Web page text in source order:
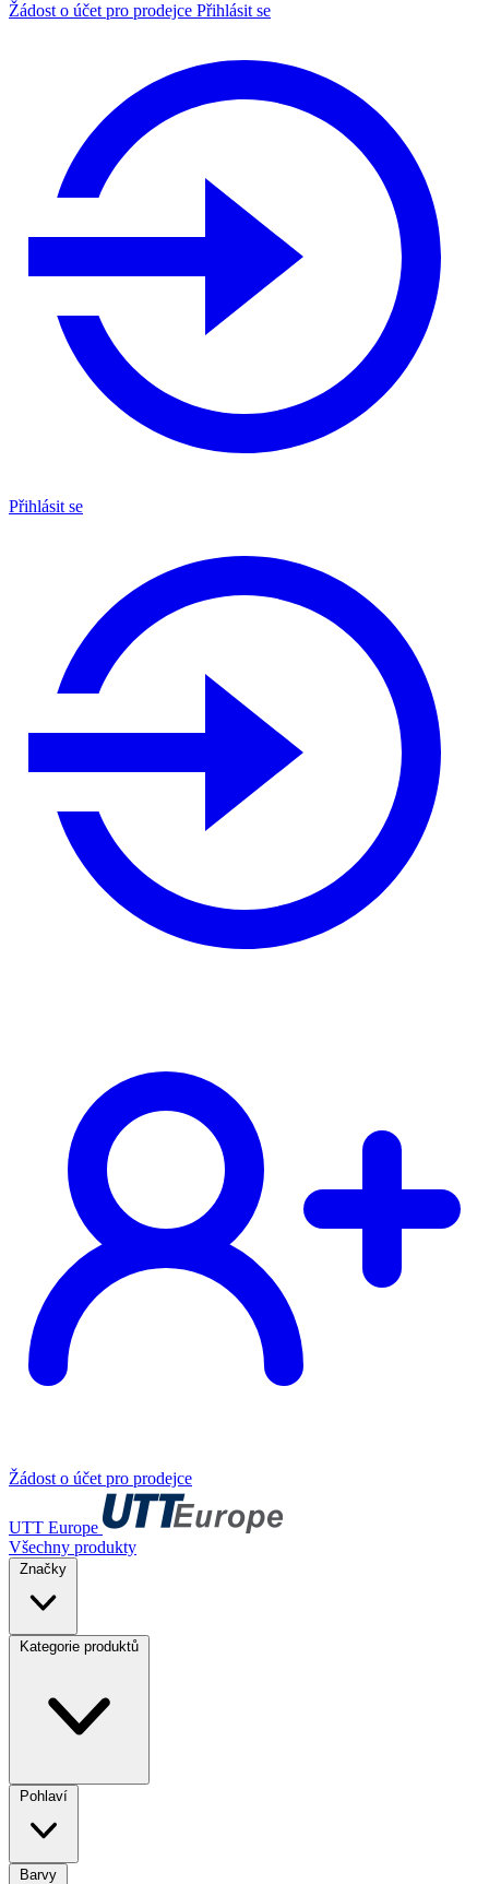
Žádost o účet pro prodejce Přihlásit se
Přihlásit se
Žádost o účet pro prodejce
UTT Europe
Všechny produkty
Značky
Kategorie produktů
Pohlaví
Barvy